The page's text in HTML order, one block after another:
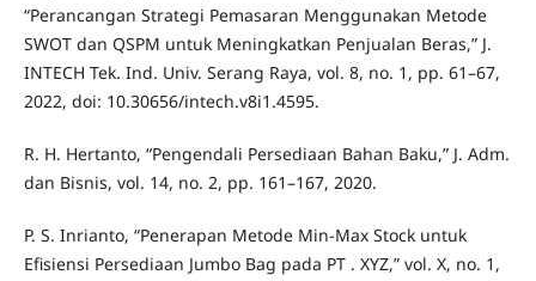
“Perancangan Strategi Pemasaran Menggunakan Metode
SWOT dan QSPM untuk Meningkatkan Penjualan Beras,” J.
INTECH Tek. Ind. Univ. Serang Raya, vol. 8, no. 1, pp. 61–67,
2022, doi: 10.30656/intech.v8i1.4595.
R. H. Hertanto, “Pengendali Persediaan Bahan Baku,” J. Adm.
dan Bisnis, vol. 14, no. 2, pp. 161–167, 2020.
P. S. Inrianto, “Penerapan Metode Min-Max Stock untuk
Efisiensi Persediaan Jumbo Bag pada PT . XYZ,” vol. X, no. 1,